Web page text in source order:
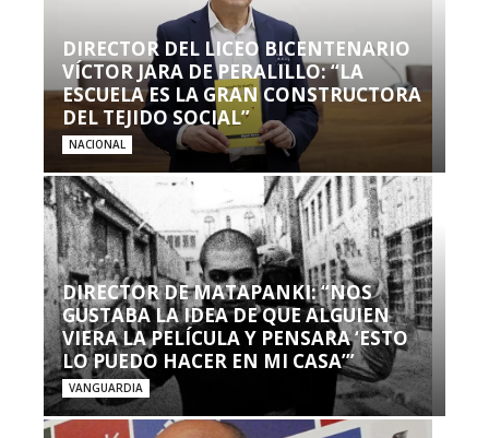
DIRECTOR DEL LICEO BICENTENARIO
VÍCTOR JARA DE PERALILLO: “LA
ESCUELA ES LA GRAN CONSTRUCTORA
DEL TEJIDO SOCIAL”
NACIONAL
DIRECTOR DE MATAPANKI: “NOS
GUSTABA LA IDEA DE QUE ALGUIEN
VIERA LA PELÍCULA Y PENSARA ‘ESTO
LO PUEDO HACER EN MI CASA’”
VANGUARDIA